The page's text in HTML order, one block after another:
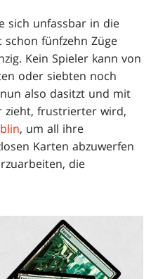
sich unfassbar in die
schon fünfzehn Züge
Kein Spieler kann von
oder siebten noch
also dasitzt und mit
zieht, frustrierter wird,
, um all ihre
Karten abzuwerfen
die